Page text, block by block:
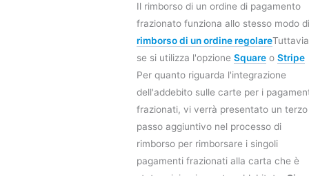
Il rimborso di un ordine di pagamento
frazionato funziona allo stesso modo di
rimborso di un ordine regolare
se si utilizza l'opzione Square o Stripe
Per quanto riguarda l'integrazione
dell'addebito sulle carte per i
frazionati, vi verrà presentato un terzo
passo aggiuntivo nel processo di
rimborso per rimborsare i singoli
pagamenti frazionati alla carta che è